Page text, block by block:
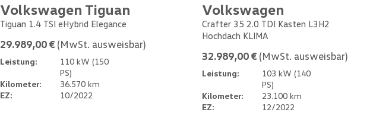
Volkswagen Tiguan
Tiguan 1.4 TSI eHybrid Elegance
29.989,00 € (MwSt. ausweisbar)
Leistung:
110 kW (150
PS)
Kilometer:
36.570 km
EZ:
10/2022
Volkswagen
Crafter 35 2.0 TDI Kasten L3H2
Hochdach KLIMA
32.989,00 € (MwSt. ausweisbar)
Leistung:
103 kW (140
PS)
Kilometer:
23.100 km
EZ:
12/2022